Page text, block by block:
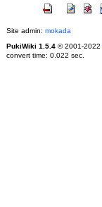
Site admin: mokada
PukiWiki 1.5.4© 2001-2022
convert time: 0.022 sec.